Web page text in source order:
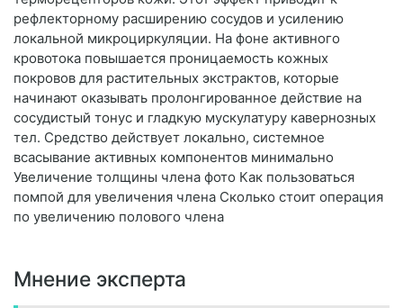
рефлекторному расширению сосудов и усилению
локальной микроциркуляции. На фоне активного
кровотока повышается проницаемость кожных
покровов для растительных экстрактов, которые
начинают оказывать пролонгированное действие на
сосудистый тонус и гладкую мускулатуру кавернозных
тел. Средство действует локально, системное
всасывание активных компонентов минимально
Увеличение толщины члена фото Как пользоваться
помпой для увеличения члена Сколько стоит операция
по увеличению полового члена
Мнение эксперта